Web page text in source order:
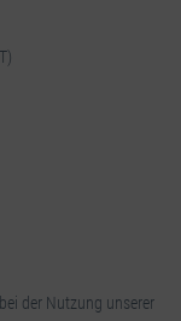
der Nutzung unserer